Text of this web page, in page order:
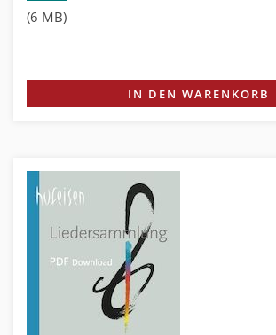
(6 MB)
IN DEN WARENKORB